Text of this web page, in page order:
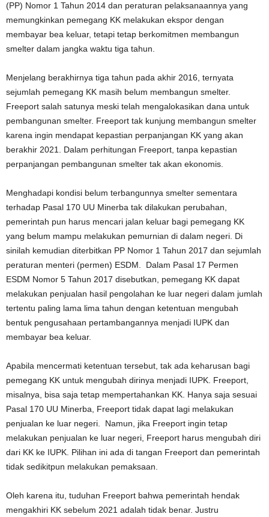
(PP) Nomor 1 Tahun 2014 dan peraturan pelaksanaannya yang
memungkinkan pemegang KK melakukan ekspor dengan
membayar bea keluar, tetapi tetap berkomitmen membangun
smelter dalam jangka waktu tiga tahun.
Menjelang berakhirnya tiga tahun pada akhir 2016, ternyata
sejumlah pemegang KK masih belum membangun smelter.
Freeport salah satunya meski telah mengalokasikan dana untuk
pembangunan smelter. Freeport tak kunjung membangun smelter
karena ingin mendapat kepastian perpanjangan KK yang akan
berakhir 2021. Dalam perhitungan Freeport, tanpa kepastian
perpanjangan pembangunan smelter tak akan ekonomis.
Menghadapi kondisi belum terbangunnya smelter sementara
terhadap Pasal 170 UU Minerba tak dilakukan perubahan,
pemerintah pun harus mencari jalan keluar bagi pemegang KK
yang belum mampu melakukan pemurnian di dalam negeri. Di
sinilah kemudian diterbitkan PP Nomor 1 Tahun 2017 dan sejumlah
peraturan menteri (permen) ESDM. Dalam Pasal 17 Permen
ESDM Nomor 5 Tahun 2017 disebutkan, pemegang KK dapat
melakukan penjualan hasil pengolahan ke luar negeri dalam jumlah
tertentu paling lama lima tahun dengan ketentuan mengubah
bentuk pengusahaan pertambangannya menjadi IUPK dan
membayar bea keluar.
Apabila mencermati ketentuan tersebut, tak ada keharusan bagi
pemegang KK untuk mengubah dirinya menjadi IUPK. Freeport,
misalnya, bisa saja tetap mempertahankan KK. Hanya saja sesuai
Pasal 170 UU Minerba, Freeport tidak dapat lagi melakukan
penjualan ke luar negeri. Namun, jika Freeport ingin tetap
melakukan penjualan ke luar negeri, Freeport harus mengubah diri
dari KK ke IUPK. Pilihan ini ada di tangan Freeport dan pemerintah
tidak sedikitpun melakukan pemaksaan.
Oleh karena itu, tuduhan Freeport bahwa pemerintah hendak
mengakhiri KK sebelum 2021 adalah tidak benar. Justru